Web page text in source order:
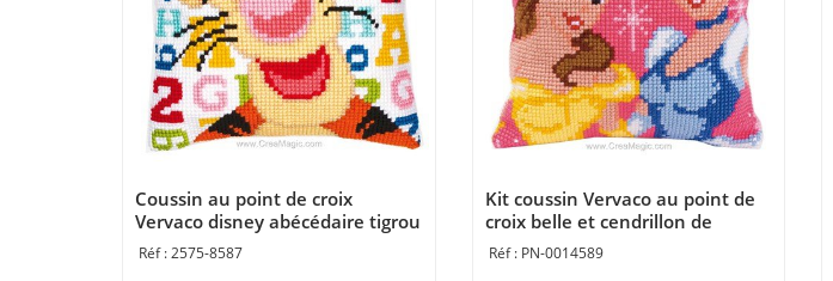
Coussin au point de croix
Vervaco disney abécédaire tigrou
2575-8587
Kit coussin Vervaco au point de
croix belle et cendrillon de
disneyPN-0014589